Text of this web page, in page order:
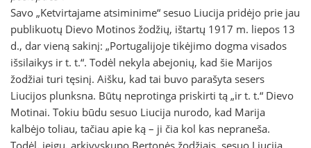
Savo „Ketvirtajame atsiminime“ sesuo Liucija pridėjo prie jau
publikuotų Dievo Motinos žodžių, ištartų 1917 m. liepos 13
d., dar vieną sakinį: „Portugalijoje tikėjimo dogma visados
išsilaikys ir t. t.“. Todėl nekyla abejonių, kad šie Marijos
žodžiai turi tęsinį. Aišku, kad tai buvo parašyta sesers
Liucijos plunksna. Būtų neprotinga priskirti tą „ir t. t.“ Dievo
Motinai. Tokiu būdu sesuo Liucija nurodo, kad Marija
kalbėjo toliau, tačiau apie ką – ji čia kol kas nepraneša.